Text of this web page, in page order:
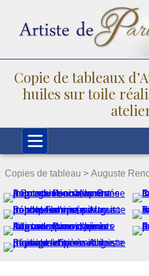
Copie de tableaux
huiles sur toile
Copies de tableau > Auguste